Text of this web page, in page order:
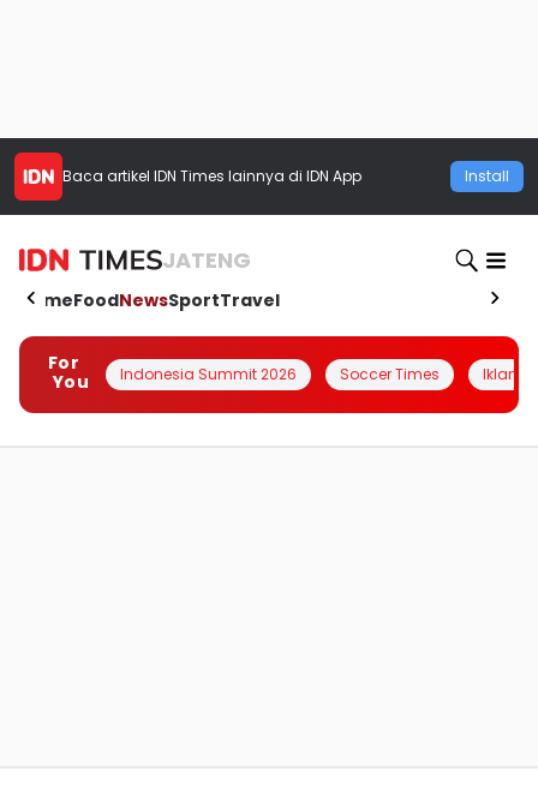
Baca artikel IDN Times lainnya di IDN App Install
JATENG
HomeFoodNewsSportTravel
For
You
Indonesia Summit 2026 Soccer Times Iklanin